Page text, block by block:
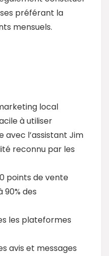
préférant la
mensuels.
local
à utiliser
avec l’assistant Jim
reconnu par les
points de vente
90% des
les plateformes
avis et messages